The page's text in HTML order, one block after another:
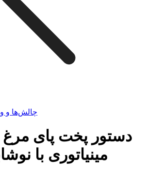
چالش‌ها و
دستور پخت پای
مینیاتوری با